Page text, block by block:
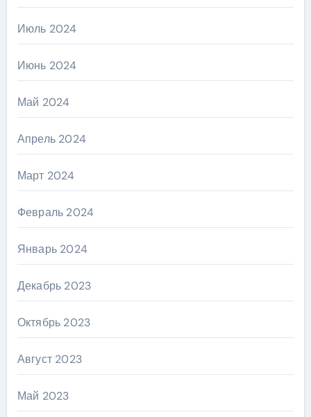
Июль 2024
Июнь 2024
Май 2024
Апрель 2024
Март 2024
Февраль 2024
Январь 2024
Декабрь 2023
Октябрь 2023
Август 2023
Май 2023